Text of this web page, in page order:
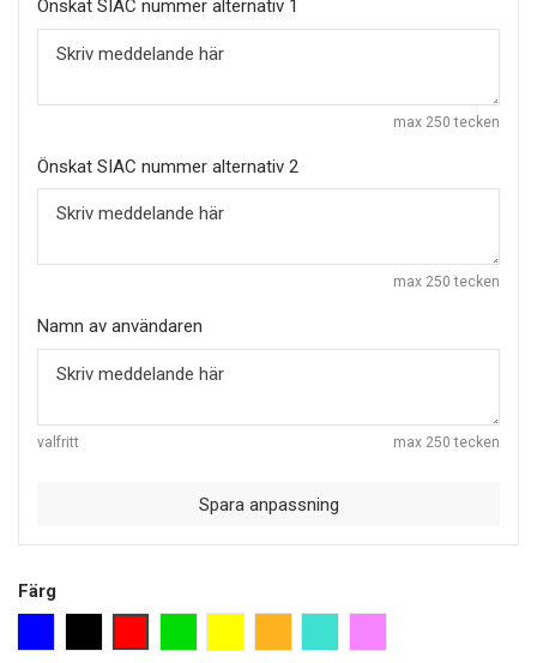
Önskat SIAC nummer alternativ 1
max 250 tecken
Önskat SIAC nummer alternativ 2
max 250 tecken
Namn av användaren
valfritt max 250 tecken
Spara anpassning
Färg